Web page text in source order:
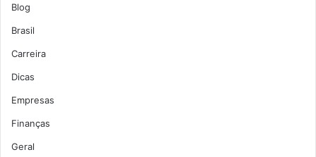
Blog
Brasil
Carreira
Dicas
Empresas
Finanças
Geral